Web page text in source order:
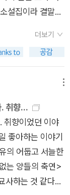
ㅋㅋ 좋은 시간이
휴일이라길래 갑
지만, 이번 호치
실 이번 여행으로
ㅠㅠ 날 따뜻한
생각중이다.국내
나. 그리고 돈 별
전.. 날씨 어떤가.
하하하하.남동생
했다. 남동생은
레스 받는게 너무
지 못하는 이들이
지병을 가진 사람
에서 유일하게 강
힘 따위를 전혀
자가 침입했을
사실을 이해하
나쓰의 표정에
바보 같은 계집
높은 사람은 좋
더욱 좋다.
설집이라 결말에
매하다. 다섯 편
이 죽고 죽이며
마리 양에 지나
더보기
취향...
취향이었던 이야
좋아하는 이야기
의 어둡고 서늘한
는 양들의 축연>
사하는 것 같다는